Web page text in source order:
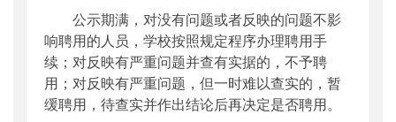
公示期满，对没有问题或者反映的问题不影
响聘用的人员，学校按照规定程序办理聘用手
续；对反映有严重问题并查有实据的，不予聘
用；对反映有严重问题，但一时难以查实的，暂
缓聘用，待查实并作出结论后再决定是否聘用。